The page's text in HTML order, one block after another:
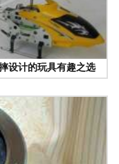
设计的玩具有趣之选